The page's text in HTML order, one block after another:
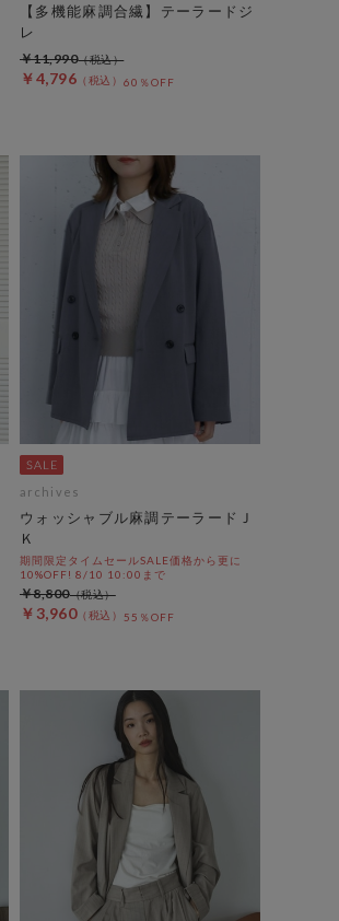
【多機能麻調合繊】テーラードジ
レ
￥4,796 60％OFF
￥11,990
archives
ウォッシャブル麻調テーラードＪ
Ｋ
期間限定タイムセールSALE価格から更に
10%OFF! 8/10 10:00まで
￥3,960 55％OFF
￥8,800